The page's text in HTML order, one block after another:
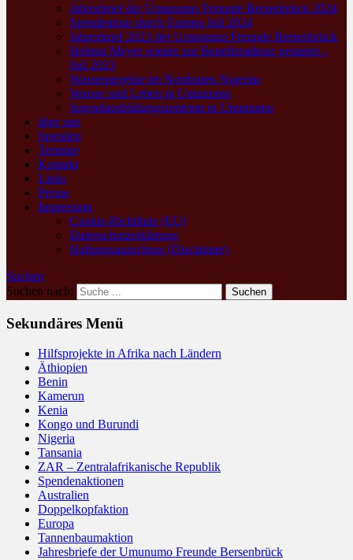
Jahresbrief der Umunumo Freunde Bersenbrück 2024
Spendentour durch Europa Juli 2024
Jahresbrief 2023 der Umunumo Freunde Bersenbrück
Helmut Meyer wieder zur Benefizradtour gestartet –
Juli 2023
Wasserprojekte im Nordosten Nigerias
Wasser und Leben in Umunumo
Jugendausbildungszentrum in Umunumo
über uns
Spenden
Termine
Kontakt
Links
Presse
Impressum
Cookie-Richtlinie (EU)
Datenschutzerklärung
Haftungsausschuss (Disclaimer)
Suchen
Suchen nach:
Sekundäres Menü
Hilfsprojekte in Afrika nach Ländern
Äthiopien
Benin
Kamerun
Kenia
Kongo und Burundi
Nigeria
Tansania
ZAR – Zentralafrikanische Republik
Spendenaktionen
Australien
Doppelkopfaktion
Europa
Tannenbaumaktion
Jahresbriefe der Umunumo Freunde Bersenbrück